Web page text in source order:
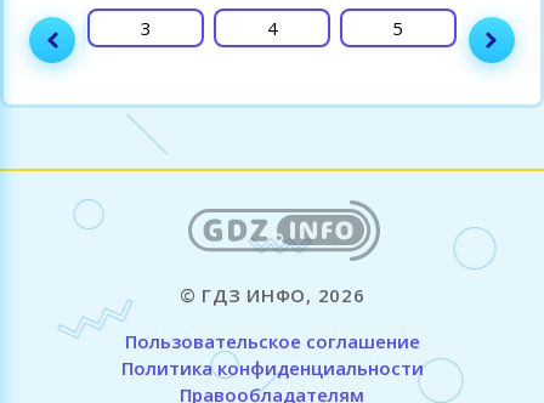
3 4 5
© ГДЗ ИНФО, 2026
Пользовательское соглашение
Политика конфиденциальности
Правообладателям